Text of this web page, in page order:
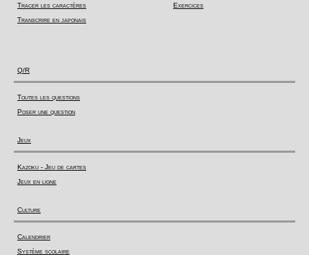
Tracer les caractères
Transcrire en japonais
Exercices
Q/R
Toutes les questions
Poser une question
Jeux
Kazoku - Jeu de cartes
Jeux en ligne
Culture
Calendrier
Système scolaire